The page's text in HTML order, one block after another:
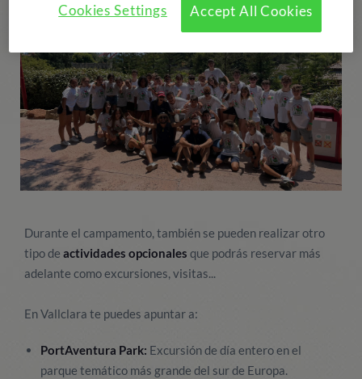
Durante el campamento, también se pueden realizar otro
tipo de actividades opcionales que podrás reservar más
adelante como excursiones, visitas...
En Vallclara te puedes apuntar a:
PortAventura Park: Excursión de día entero en el
parque temático más grande del sur de Europa.
Accept All Cookies
Cookies Settings